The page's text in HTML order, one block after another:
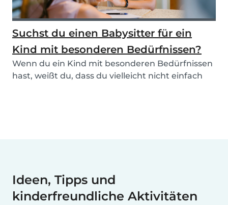
Suchst du einen Babysitter für ein
Kind mit besonderen Bedürfnissen?
Wenn du ein Kind mit besonderen Bedürfnissen
hast, weißt du, dass du vielleicht nicht einfach
Ideen, Tipps und
kinderfreundliche Aktivitäten